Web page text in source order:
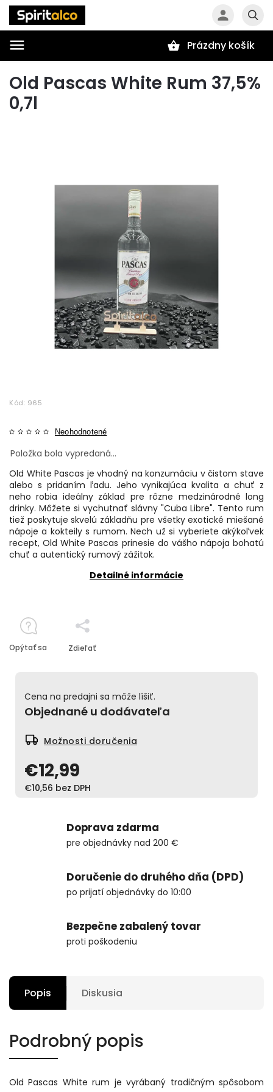
Prázdny košík
Old Pascas White Rum 37,5%
0,7l
Kód: 965
Neohodnotené
€12,99
€10,56 bez DPH
Cena na predajni sa môže líšiť.
Objednané u dodávateľa
Možnosti doručenia
Položka bola vypredaná…
Old White Pascas je vhodný na konzumáciu v čistom stave
alebo s pridaním ľadu. Jeho vynikajúca kvalita a chuť z
neho robia ideálny základ pre rôzne medzinárodné long
drinky. Môžete si vychutnať slávny "Cuba Libre". Tento rum
tiež poskytuje skvelú základňu pre všetky exotické miešané
nápoje a kokteily s rumom. Nech už si vyberiete akýkoľvek
recept, Old White Pascas prinesie do vášho nápoja bohatú
chuť a autentický rumový zážitok.
Detailné informácie
Opýtať sa Zdieľať
Doprava zdarma
pre objednávky nad 200 €
Doručenie do druhého dňa (DPD)
po prijatí objednávky do 10:00
Bezpečne zabalený tovar
proti poškodeniu
Popis Diskusia
Podrobný popis
Old Pascas White rum je vyrábaný tradičným spôsobom